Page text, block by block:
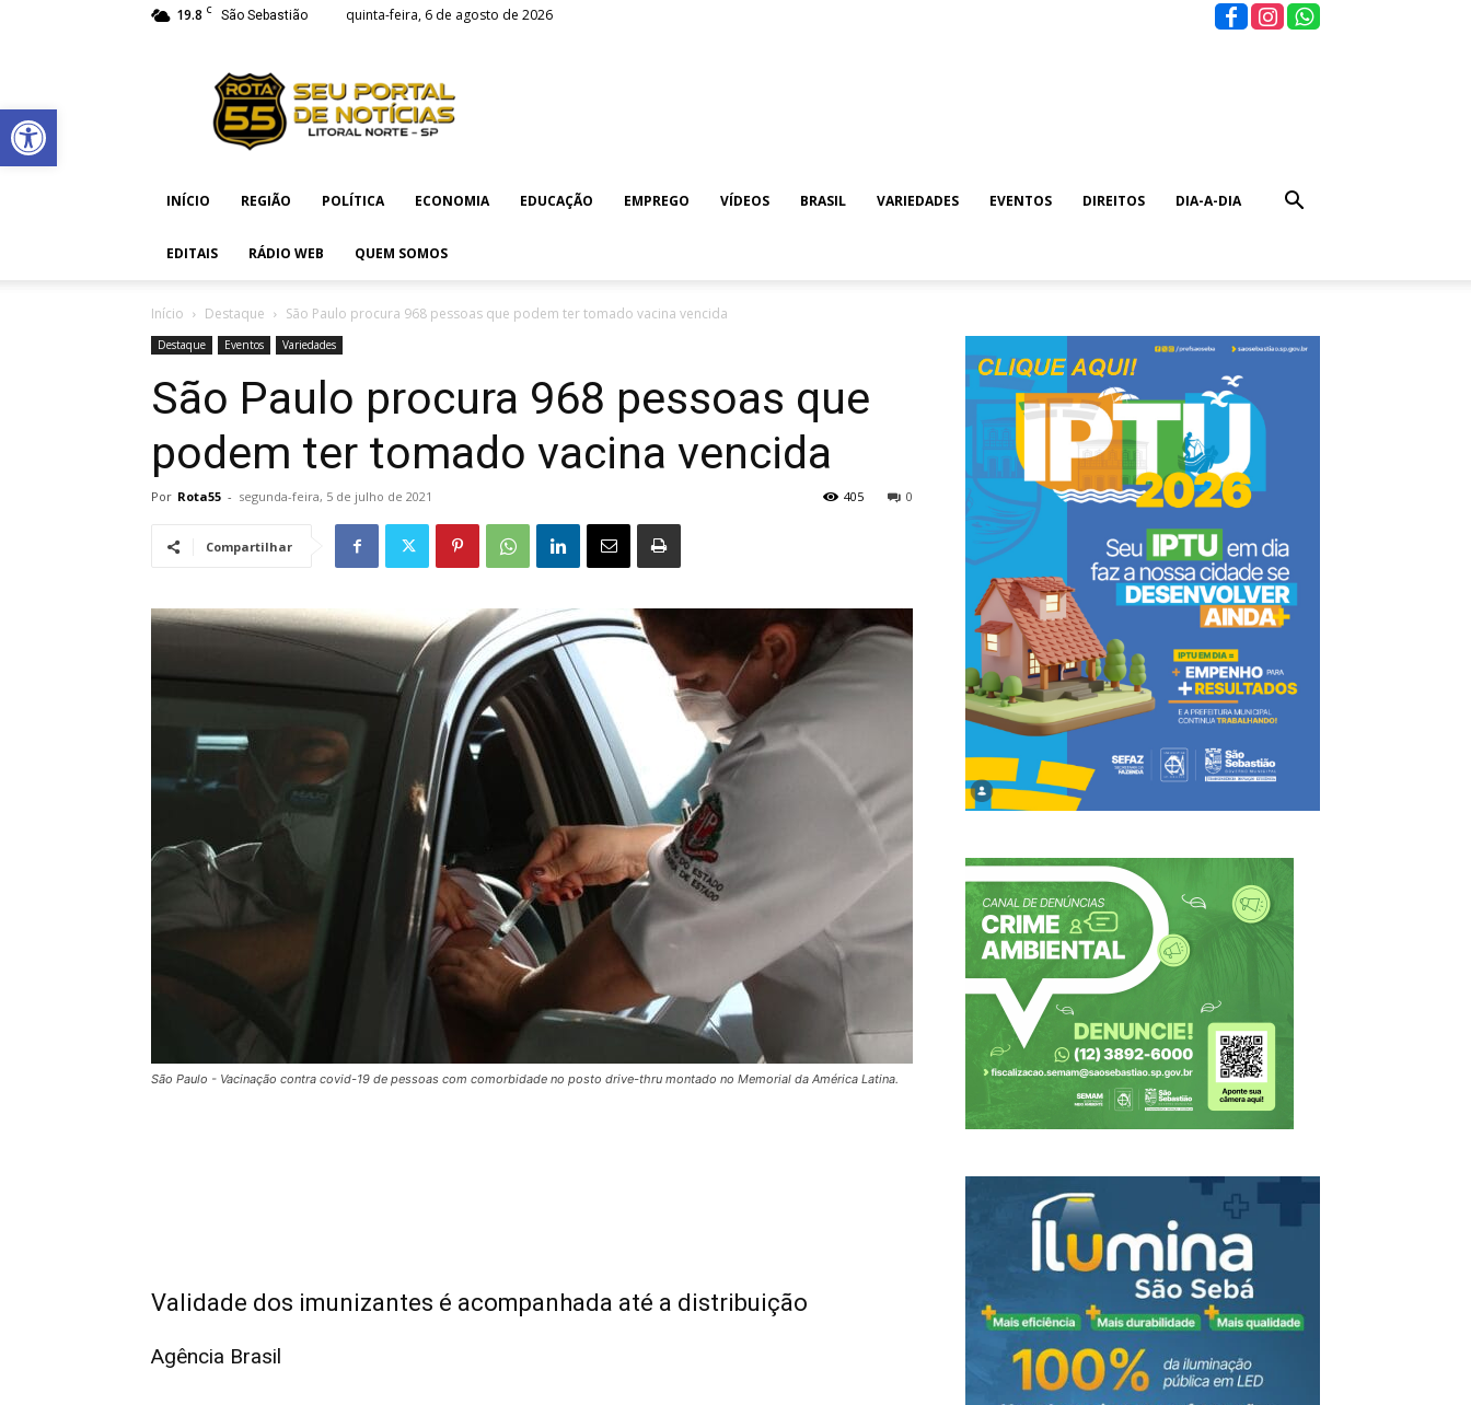
Abrir a barra de ferramentas
19.8 C São Sebastião quinta-feira, 6 de agosto de 2026
55
INÍCIO REGIÃO POLÍTICA ECONOMIA EDUCAÇÃO EMPREGO VÍDEOS BRASIL VARIEDADES EVENTOS DIREITOS DIA-A-DIA
EDITAIS RÁDIO WEB QUEM SOMOS
Início Destaque São Paulo procura 968 pessoas que podem ter tomado vacina vencida
Destaque Eventos Variedades
São Paulo procura 968 pessoas que
podem ter tomado vacina vencida
Por Rota55 - segunda-feira, 5 de julho de 2021 0
405
Compartilhar
São Paulo - Vacinação contra covid-19 de pessoas com comorbidade no posto drive-thru montado no Memorial da América Latina.
Validade dos imunizantes é acompanhada até a distribuição
Agência Brasil